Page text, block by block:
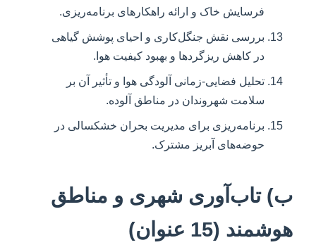
فرسایش خاک و ارائه راهکارهای برنامه‌ریزی.
بررسی نقش جنگل‌کاری و احیای پوشش گیاهی
در کاهش ریزگردها و بهبود کیفیت هوا.
تحلیل فضایی-زمانی آلودگی هوا و تأثیر آن بر
سلامت شهروندان در مناطق آلوده.
برنامه‌ریزی برای مدیریت بحران خشکسالی در
حوضه‌های آبریز مشترک.
ب) تاب‌آوری شهری و مناطق
هوشمند (15 عنوان)